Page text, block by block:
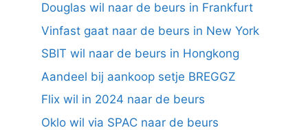
Douglas wil naar de beurs in Frankfurt
Vinfast gaat naar de beurs in New York
SBIT wil naar de beurs in Hongkong
Aandeel bij aankoop setje BREGGZ
Flix wil in 2024 naar de beurs
Oklo wil via SPAC naar de beurs